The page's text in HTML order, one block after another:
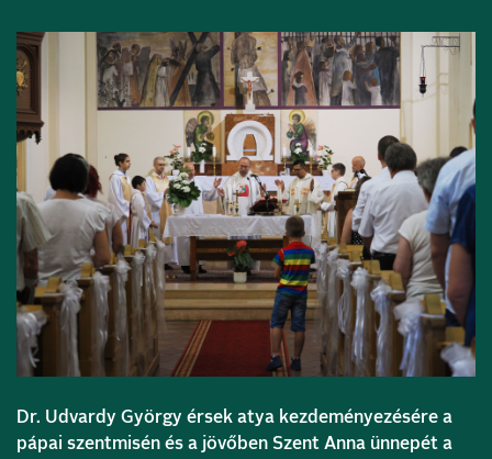
Dr. Udvardy György érsek atya kezdeményezésére a
pápai szentmisén és a jövőben Szent Anna ünnepét a